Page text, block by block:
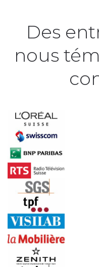
Des
nous